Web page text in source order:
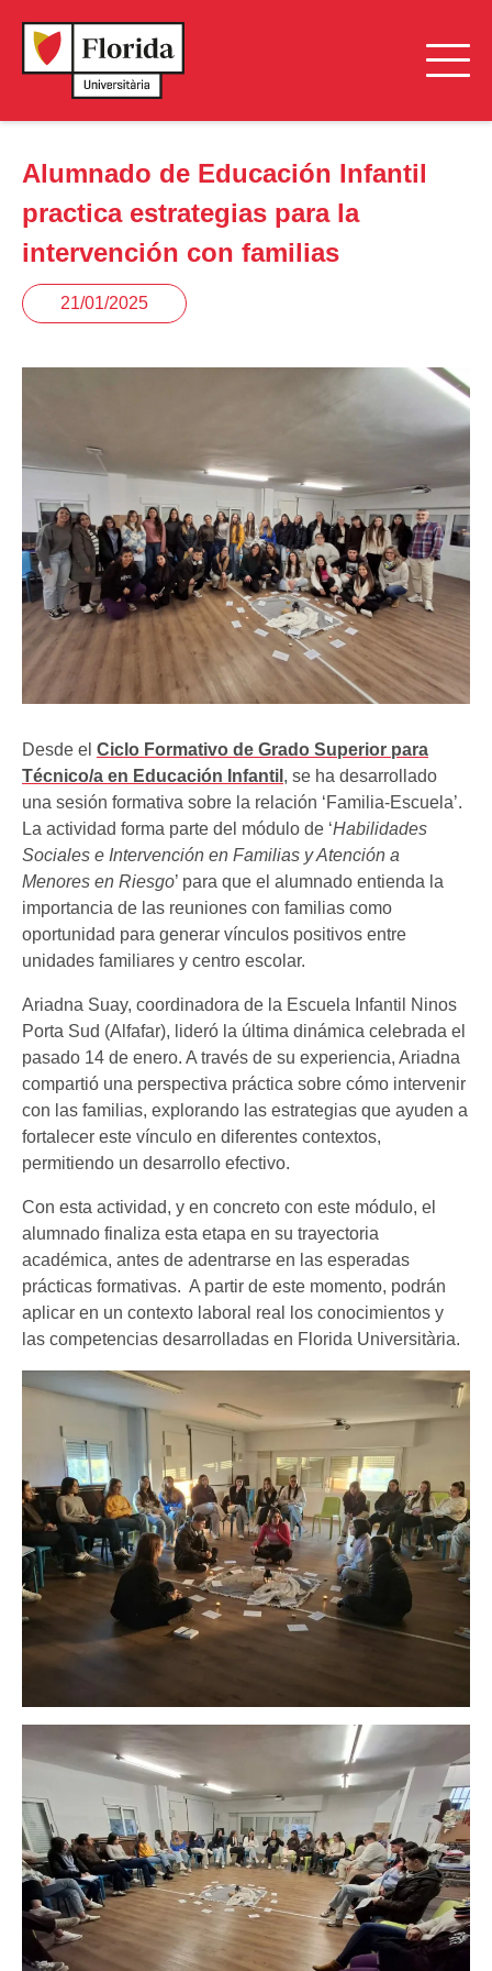
Alumnado de Educación Infantil
practica estrategias para la
intervención con familias
21/01/2025
Desde el Ciclo Formativo de Grado Superior para
Técnico/a en Educación Infantil , se ha desarrollado
una sesión formativa sobre la relación ‘Familia-Escuela’.
La actividad forma parte del módulo de ‘Habilidades
Sociales e Intervención en Familias y Atención a
Menores en Riesgo’ para que el alumnado entienda la
importancia de las reuniones con familias como
oportunidad para generar vínculos positivos entre
unidades familiares y centro escolar.
Ariadna Suay, coordinadora de la Escuela Infantil Ninos
Porta Sud (Alfafar), lideró la última dinámica celebrada el
pasado 14 de enero. A través de su experiencia, Ariadna
compartió una perspectiva práctica sobre cómo intervenir
con las familias, explorando las estrategias que ayuden a
fortalecer este vínculo en diferentes contextos,
permitiendo un desarrollo efectivo.
Con esta actividad, y en concreto con este módulo, el
alumnado finaliza esta etapa en su trayectoria
académica, antes de adentrarse en las esperadas
prácticas formativas. A partir de este momento, podrán
aplicar en un contexto laboral real los conocimientos y
las competencias desarrolladas en Florida Universitària.